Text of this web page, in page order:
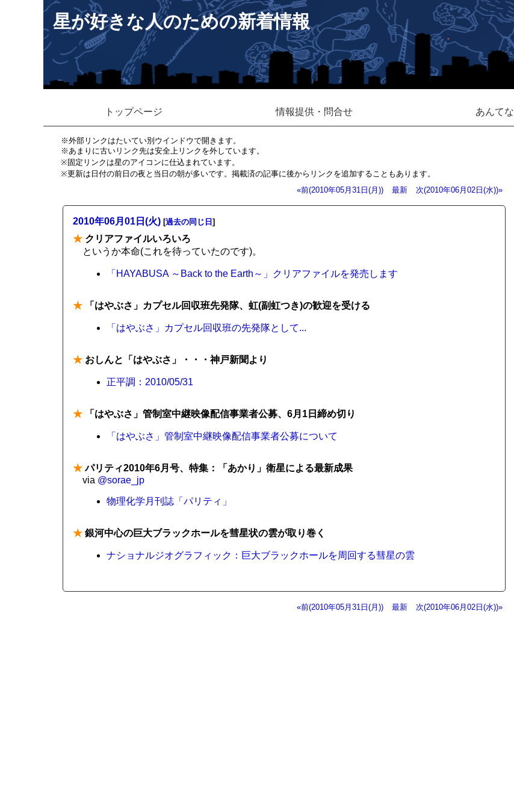
星が好きな人のための新着情報
トップページ 情報提供・問合せ あんてな
※外部リンクはたいてい別ウインドウで開きます。
※あまりに古いリンク先は安全上リンクを外しています。
※固定リンクは星のアイコンに仕込まれています。
※更新は日付の前日の夜と当日の朝が多いです。掲載済の記事に後からリンクを追加することもあります。
«前(2010年05月31日(月))
最新 次(2010年06月02日(水))»
2010年06月01日(火) [過去の同じ日 ]
★ クリアファイルいろいろ
というか本命(これを待っていたのです)。
「HAYABUSA ～Back to the Earth～」クリアファイルを発売します
★ 「はやぶさ」カプセル回収班先発隊、虹(副虹つき)の歓迎を受ける
「はやぶさ」カプセル回収班の先発隊として...
★ おしんと「はやぶさ」・・・神戸新聞より
正平調：2010/05/31
★ 「はやぶさ」管制室中継映像配信事業者公募、6月1日締め切り
「はやぶさ」管制室中継映像配信事業者公募について
★パリティ2010年6月号、特集：「あかり」衛星による最新成果
via @sorae_jp
物理化学月刊誌「パリティ」
★ 銀河中心の巨大ブラックホールを彗星状の雲が取り巻く
ナショナルジオグラフィック：巨大ブラックホールを周回する彗星の雲
«前(2010年05月31日(月)) 最新 次(2010年06月02日(水))»